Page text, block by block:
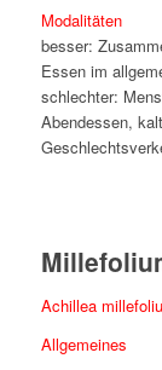
Modalitäten
besser:
Essen im
schlechter:
Abendessen,
Achillea
Allgemeines